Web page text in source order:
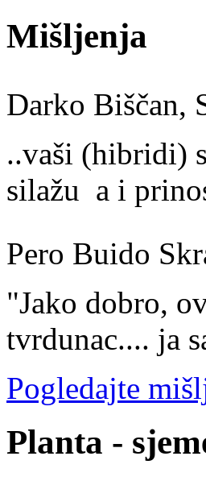
Mišljenja
Darko Biščan,
..vaši (hibridi)
silažu a i
Pero Buido
"Jako dobro,
tvrdunac.... ja
Pogledajte
Planta -